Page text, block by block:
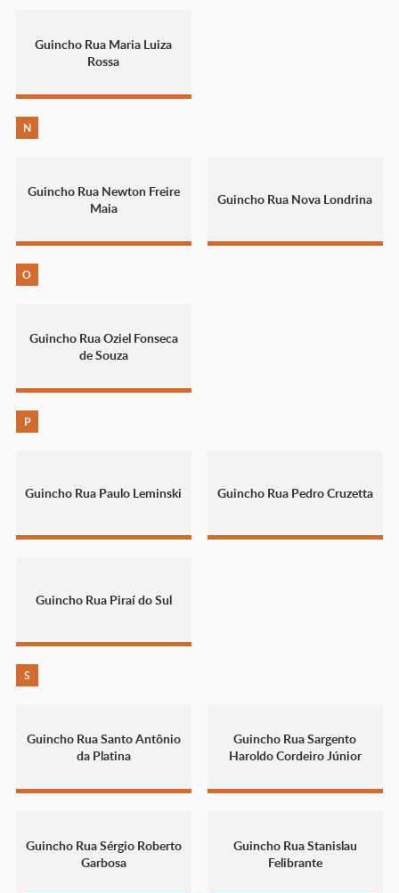
Guincho Rua Maria Luiza
Rossa
N
Guincho Rua Newton Freire
Maia
Guincho Rua Nova Londrina
O
Guincho Rua Oziel Fonseca
de Souza
P
Guincho Rua Paulo Leminski Guincho Rua Pedro Cruzetta
Guincho Rua Piraí do Sul
S
Guincho Rua Santo Antônio
da Platina
Guincho Rua Sargento
Haroldo Cordeiro Júnior
Guincho Rua Sérgio Roberto
Garbosa
Guincho Rua Stanislau
Felibrante